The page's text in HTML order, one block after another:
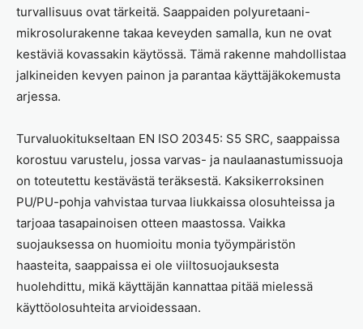
turvallisuus ovat tärkeitä. Saappaiden polyuretaani-
mikrosolurakenne takaa keveyden samalla, kun ne ovat
kestäviä kovassakin käytössä. Tämä rakenne mahdollistaa
jalkineiden kevyen painon ja parantaa käyttäjäkokemusta
arjessa.
Turvaluokitukseltaan EN ISO 20345: S5 SRC, saappaissa
korostuu varustelu, jossa varvas- ja naulaanastumissuoja
on toteutettu kestävästä teräksestä. Kaksikerroksinen
PU/PU-pohja vahvistaa turvaa liukkaissa olosuhteissa ja
tarjoaa tasapainoisen otteen maastossa. Vaikka
suojauksessa on huomioitu monia työympäristön
haasteita, saappaissa ei ole viiltosuojauksesta
huolehdittu, mikä käyttäjän kannattaa pitää mielessä
käyttöolosuhteita arvioidessaan.